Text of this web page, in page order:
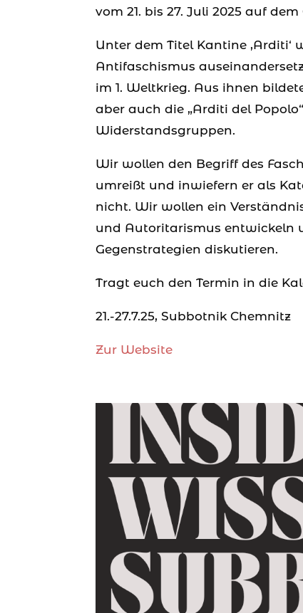
vom 21. bis 27. Juli 2025 auf
Unter dem Titel Kantine
Antifaschismus
im 1. Weltkrieg. Aus ihnen
aber auch die „Arditi del
Widerstandsgruppen.
Wir wollen den Begriff des
umreißt und inwiefern er als
nicht. Wir wollen ein
und Autoritarismus entwickeln
Gegenstrategien diskutieren.
Tragt euch den Termin in die
21.-27.7.25, Subbotnik Chemnitz
Zur Website